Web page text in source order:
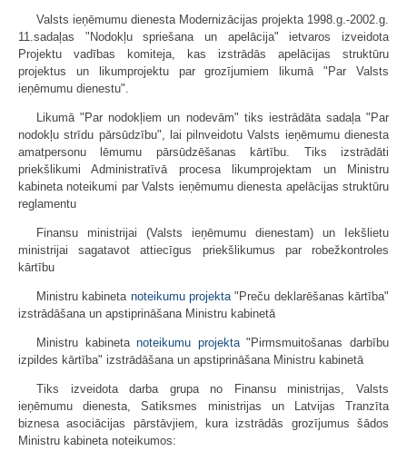
Valsts ieņēmumu dienesta Modernizācijas projekta 1998.g.-2002.g.
11.sadaļas "Nodokļu spriešana un apelācija" ietvaros izveidota
Projektu vadības komiteja, kas izstrādās apelācijas struktūru
projektus un likumprojektu par grozījumiem likumā "Par Valsts
ieņēmumu dienestu".
Likumā "Par nodokļiem un nodevām" tiks iestrādāta sadaļa "Par
nodokļu strīdu pārsūdzību", lai pilnveidotu Valsts ieņēmumu dienesta
amatpersonu lēmumu pārsūdzēšanas kārtību. Tiks izstrādāti
priekšlikumi Administratīvā procesa likumprojektam un Ministru
kabineta noteikumi par Valsts ieņēmumu dienesta apelācijas struktūru
reglamentu
Finansu ministrijai (Valsts ieņēmumu dienestam) un Iekšlietu
ministrijai sagatavot attiecīgus priekšlikumus par robežkontroles
kārtību
Ministru kabineta noteikumu projekta "Preču deklarēšanas kārtība"
izstrādāšana un apstiprināšana Ministru kabinetā
Ministru kabinetanoteikumu projekta"Pirmsmuitošanas darbību
izpildes kārtība" izstrādāšana un apstiprināšana Ministru kabinetā
Tiks izveidota darba grupa no Finansu ministrijas, Valsts
ieņēmumu dienesta, Satiksmes ministrijas un Latvijas Tranzīta
biznesa asociācijas pārstāvjiem, kura izstrādās grozījumus šādos
Ministru kabineta noteikumos: